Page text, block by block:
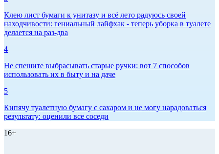
Клею лист бумаги к унитазу и всё лето радуюсь своей
находчивости: гениальный лайфхак - теперь уборка в туалете
делается на раз-два
4
Не спешите выбрасывать старые ручки: вот 7 способов
использовать их в быту и на даче
5
Кипячу туалетную бумагу с сахаром и не могу нарадоваться
результату: оценили все соседи
16+